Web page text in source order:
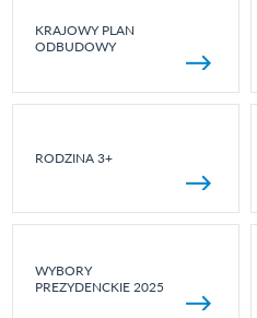
KRAJOWY PLAN
ODBUDOWY
RODZINA 3+
WYBORY
PREZYDENCKIE 2025